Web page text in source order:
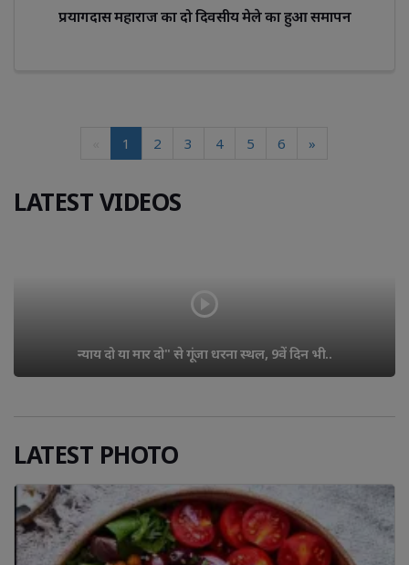
प्रयागदास महाराज का दो दिवसीय मेले का हुआ समापन
1 2 3 4 5 6 »
LATEST VIDEOS
हालात में..
LATEST PHOTO